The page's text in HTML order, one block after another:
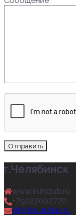
г.Челябинск
www.irunclub.ru
+79227002770
info@irunclub.ru